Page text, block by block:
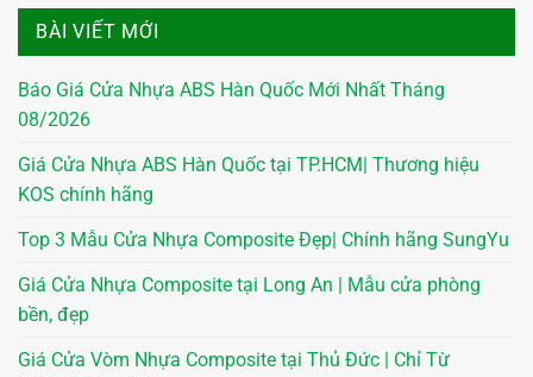
BÀI VIẾT MỚI
Báo Giá Cửa Nhựa ABS Hàn Quốc Mới Nhất Tháng
08/2026
Giá Cửa Nhựa ABS Hàn Quốc tại TP.HCM| Thương hiệu
KOS chính hãng
Top 3 Mẫu Cửa Nhựa Composite Đẹp| Chính hãng SungYu
Giá Cửa Nhựa Composite tại Long An | Mẫu cửa phòng
bền, đẹp
Giá Cửa Vòm Nhựa Composite tại Thủ Đức | Chỉ Từ